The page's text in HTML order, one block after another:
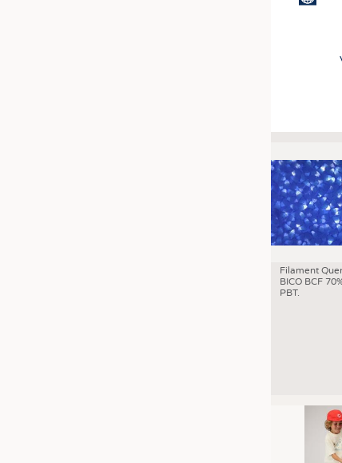
KRÜGER PERSONAL
PRAKTIKA &
Filament
BICO BCF
PBT.